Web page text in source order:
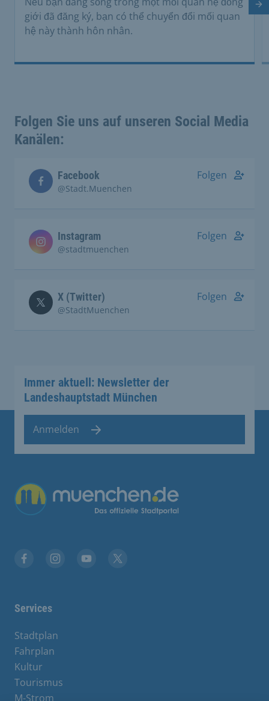
giới đã đăng ký, bạn có thể chuyển đổi mối quan
hệ này thành hôn nhân.
Folgen Sie uns auf unseren Social Media
Kanälen:
Facebook
@Stadt.Muenchen
Folgen
Instagram
@stadtmuenchen
Folgen
X (Twitter)
@StadtMuenchen
Folgen
Immer aktuell: Newsletter der
Landeshauptstadt München
Anmelden
Übergreifende Links
Services
Stadtplan
Fahrplan
Kultur
Tourismus
M-Strom